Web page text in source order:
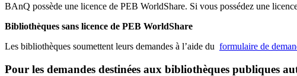
BAnQ possède une licence de PEB WorldShare. Si vous possédez une
Bibliothèques sans licence de PEB WorldShare
Les bibliothèques soumettent leurs demandes à l’aide du formulaire de
Pour les demandes destinées aux bibliothèques publiques